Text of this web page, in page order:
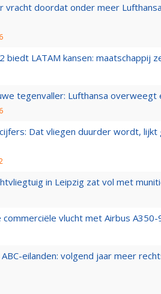
vracht doordat onder meer
biedt LATAM kansen: maatschappij
tegenvaller: Lufthansa
Dat vliegen duurder wordt,
in Leipzig zat vol met
vlucht met Airbus A350-
eilanden: volgend jaar meer